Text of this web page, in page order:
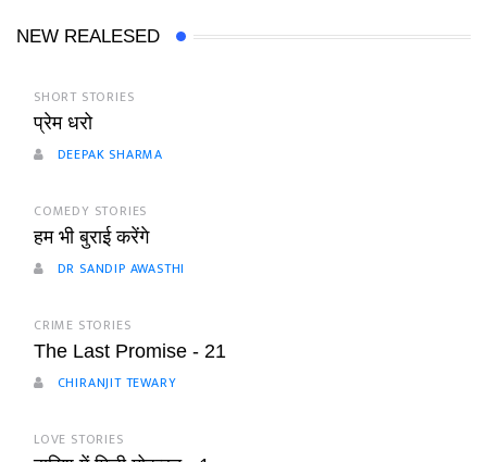
NEW REALESED
SHORT STORIES
प्रेम धरो
DEEPAK SHARMA
COMEDY STORIES
हम भी बुराई करेंगे
DR SANDIP AWASTHI
CRIME STORIES
The Last Promise - 21
CHIRANJIT TEWARY
LOVE STORIES